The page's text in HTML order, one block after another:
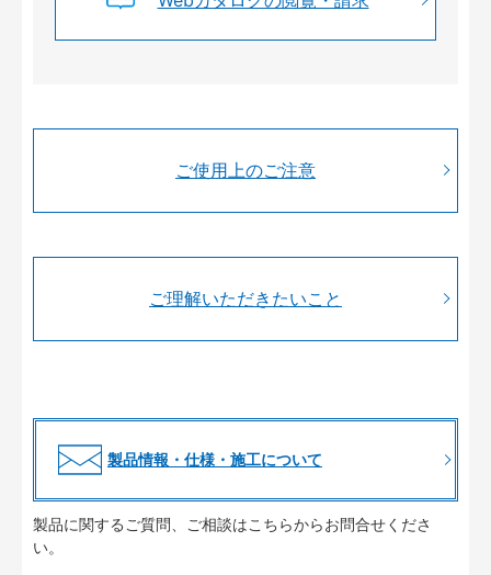
ご使用上のご注意
ご理解いただきたいこと
製品情報・仕様・施工について
製品に関するご質問、ご相談はこちらからお問合せくださ
い。